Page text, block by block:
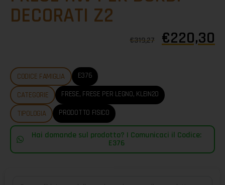
DECORATI Z2
€319,27 €220,30
CODICE FAMIGLIA E376
CATEGORIE FRESE, FRESE PER LEGNO, KLEIN20
TIPOLOGIA PRODOTTO FISICO
Hai domande sul prodotto? | Comunicaci il Codice:
E376